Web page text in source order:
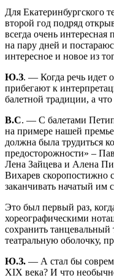
Для Екатеринбургского
второй год подряд
всегда очень
на пару дней и
интересное и новое из
Ю.З. — Когда речь идет
прибегают к
балетной традиции, а что
В.С. — С балетами
на примере нашей
должна была трудиться
предосторожности» –
Лена Зайцева и Алена
Вихарев скоропостижно
заканчивать начатый им
Это был первый раз,
хореографическими
сохранить танцевальный
театральную оболочку,
Ю.З. — А стал бы
XIX века? И что